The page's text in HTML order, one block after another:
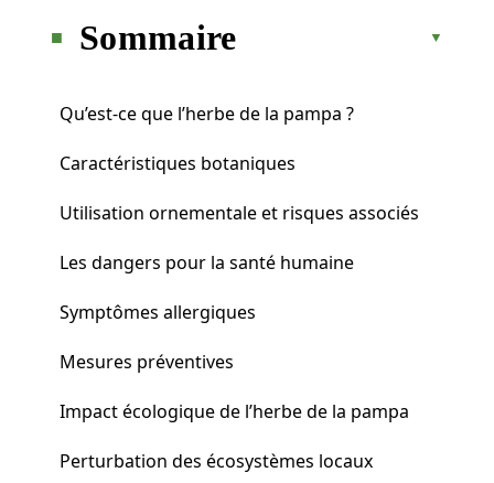
Sommaire
Qu’est-ce que l’herbe de la pampa ?
Caractéristiques botaniques
Utilisation ornementale et risques associés
Les dangers pour la santé humaine
Symptômes allergiques
Mesures préventives
Impact écologique de l’herbe de la pampa
Perturbation des écosystèmes locaux